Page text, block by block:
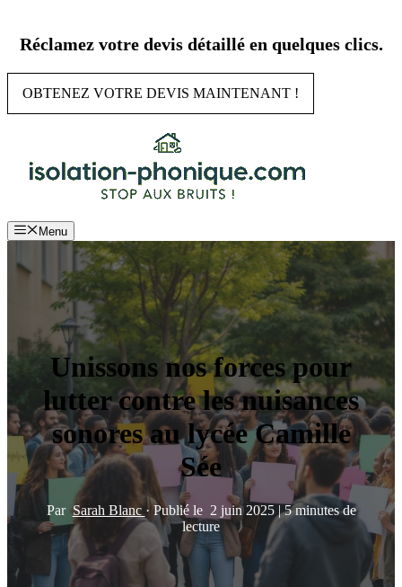
contenu
Réclamez votre devis détaillé en quelques clics.
OBTENEZ VOTRE DEVIS MAINTENANT !
Menu
Unissons nos forces pour
lutter contre les nuisances
sonores au lycée Camille
Sée
ParSarah Blanc · Publié le 2 juin 2025 | 5 minutes de
lecture